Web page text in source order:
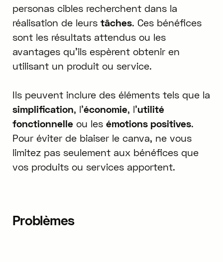
personas cibles recherchent dans la
réalisation de leurs tâches. Ces bénéfices
sont les résultats attendus ou les
avantages qu'ils espèrent obtenir en
utilisant un produit ou service.
Ils peuvent inclure des éléments tels que la
simplification, l'économie, l'utilité
fonctionnelleou les émotions positives.
Pour éviter de biaiser le canva, ne vous
limitez pas seulement aux bénéfices que
vos produits ou services apportent.
Problèmes